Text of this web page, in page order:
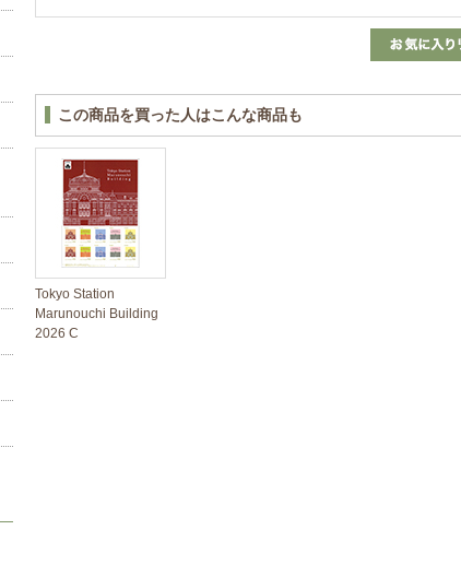
この商品を買った人はこんな商品も
Tokyo Station
Marunouchi Building
2026 C